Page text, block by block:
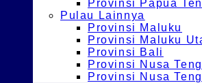
Provinsi Papua
Pulau Lainnya
Provinsi Maluku
Provinsi Maluku
Provinsi Bali
Provinsi Nusa
Provinsi Nusa